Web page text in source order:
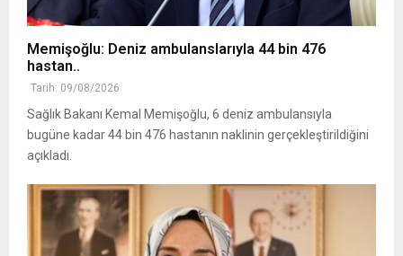
Memişoğlu: Deniz ambulanslarıyla 44 bin 476
hastan..
Tarih: 09/08/2026
Sağlık Bakanı Kemal Memişoğlu, 6 deniz ambulansıyla
bugüne kadar 44 bin 476 hastanın naklinin gerçekleştirildiğini
açıkladı.